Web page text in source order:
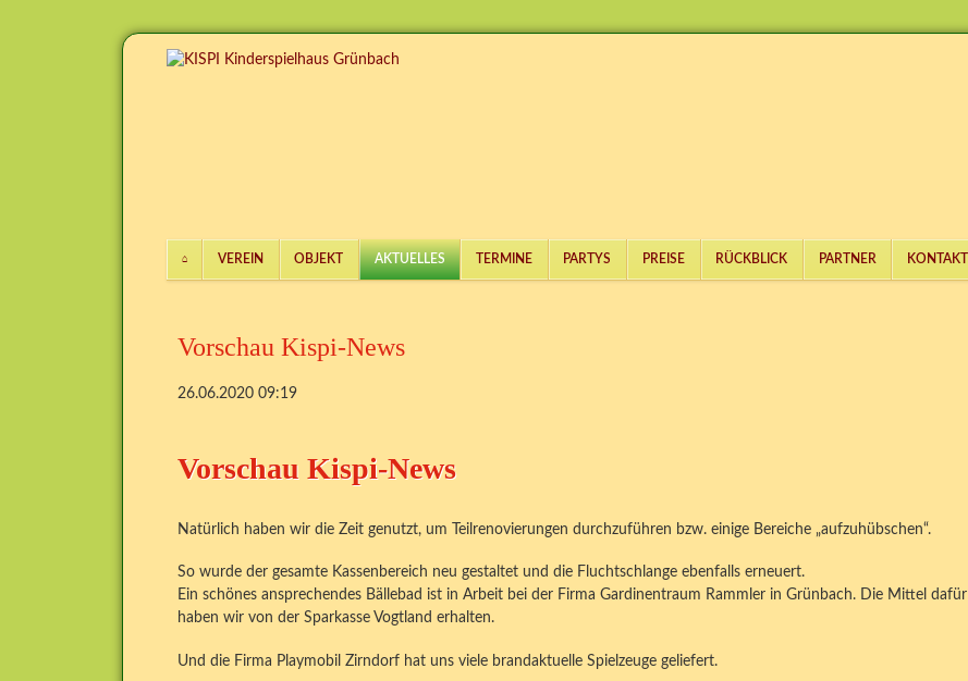
VEREIN OBJEKT AKTUELLES TERMINE PARTYS PREISE RÜCKBLICK PARTNER KONTAKT
Vorschau Kispi-News
26.06.2020 09:19
Vorschau Kispi-News
Natürlich haben wir die Zeit genutzt, um Teilrenovierungen durchzuführen bzw. einige Bereiche „aufzuhübschen“.
So wurde der gesamte Kassenbereich neu gestaltet und die Fluchtschlange ebenfalls erneuert.
Ein schönes ansprechendes Bällebad ist in Arbeit bei der Firma Gardinentraum Rammler in Grünbach. Die Mittel dafür
haben wir von der Sparkasse Vogtland erhalten.
Und die Firma Playmobil Zirndorf hat uns viele brandaktuelle Spielzeuge geliefert.